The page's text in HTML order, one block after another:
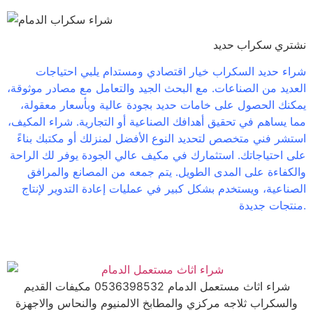
نشتري سكراب حديد
شراء حديد السكراب خيار اقتصادي ومستدام يلبي احتياجات
العديد من الصناعات. مع البحث الجيد والتعامل مع مصادر موثوقة،
يمكنك الحصول على خامات حديد بجودة عالية وبأسعار معقولة،
مما يساهم في تحقيق أهدافك الصناعية أو التجارية. شراء المكيف،
استشر فني متخصص لتحديد النوع الأفضل لمنزلك أو مكتبك بناءً
على احتياجاتك. استثمارك في مكيف عالي الجودة يوفر لك الراحة
والكفاءة على المدى الطويل. يتم جمعه من المصانع والمرافق
الصناعية، ويستخدم بشكل كبير في عمليات إعادة التدوير لإنتاج
منتجات جديدة.
شراء اثاث مستعمل الدمام 0536398532 مكيفات القديم
والسكراب ثلاجه مركزي والمطابخ الالمنيوم والنحاس والاجهزة